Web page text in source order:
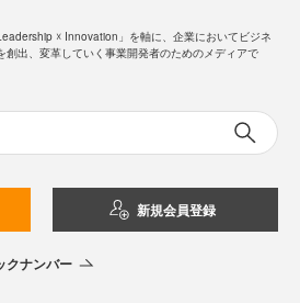
☓ Innovation」を軸に、企業においてビジネ
創出、変革していく事業開発者のためのメディアで
新規会員登録
クナンバー